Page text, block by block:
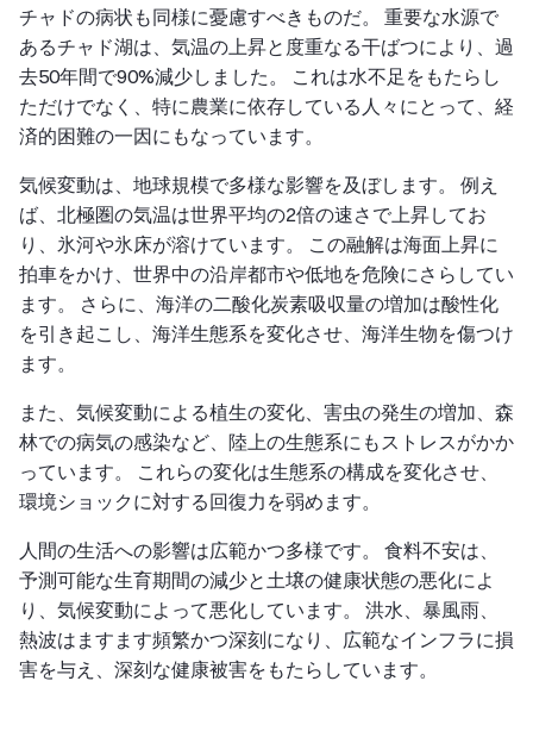
チャドの病状も同様に憂慮すべきものだ。 重要な水源で
あるチャド湖は、気温の上昇と度重なる干ばつにより、過
去50年間で90%減少しました。 これは水不足をもたらし
ただけでなく、特に農業に依存している人々にとって、経
済的困難の一因にもなっています。
気候変動は、地球規模で多様な影響を及ぼします。 例え
ば、北極圏の気温は世界平均の2倍の速さで上昇してお
り、氷河や氷床が溶けています。 この融解は海面上昇に
拍車をかけ、世界中の沿岸都市や低地を危険にさらしてい
ます。 さらに、海洋の二酸化炭素吸収量の増加は酸性化
を引き起こし、海洋生態系を変化させ、海洋生物を傷つけ
ます。
また、気候変動による植生の変化、害虫の発生の増加、森
林での病気の感染など、陸上の生態系にもストレスがかか
っています。 これらの変化は生態系の構成を変化させ、
環境ショックに対する回復力を弱めます。
人間の生活への影響は広範かつ多様です。 食料不安は、
予測可能な生育期間の減少と土壌の健康状態の悪化によ
り、気候変動によって悪化しています。 洪水、暴風雨、
熱波はますます頻繁かつ深刻になり、広範なインフラに損
害を与え、深刻な健康被害をもたらしています。